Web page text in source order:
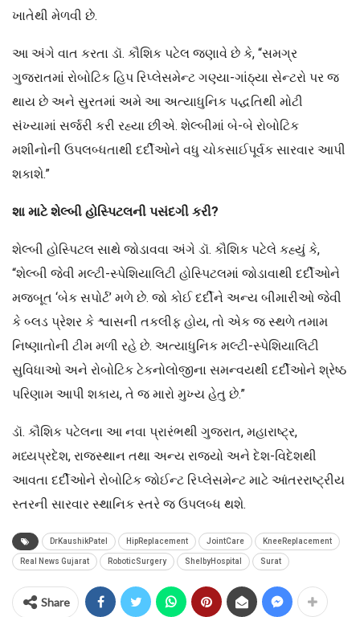
ખાતેથી મેળવી છે.
આ અંગે વાત કરતા ડૉ. કૌશિક પટેલ જણાવે છે કે, “સમગ્ર
ગુજરાતમાં રોબોટિક હિપ રિપ્લેસમેન્ટ ગણ્યા-ગાંઠ્યા સેન્ટરો પર જ
થાય છે અને સુરતમાં અમે આ અત્યાધુનિક પદ્ધતિથી મોટી
સંખ્યામાં સર્જરી કરી રહ્યા છીએ. શેલ્બીમાં બે-બે રોબોટિક
મશીનોની ઉપલબ્ધતાથી દર્દીઓને વધુ ચોકસાઈપૂર્વક સારવાર આપી
શકાશે.”
શા માટે શેલ્બી હોસ્પિટલની પસંદગી કરી?
શેલ્બી હોસ્પિટલ સાથે જોડાવવા અંગે ડૉ. કૌશિક પટેલે કહ્યું કે,
“શેલ્બી જેવી મલ્ટી-સ્પેશિયાલિટી હોસ્પિટલમાં જોડાવાથી દર્દીઓને
મજબૂત ‘બેક સપોર્ટ’ મળે છે. જો કોઈ દર્દીને અન્ય બીમારીઓ જેવી
કે બ્લડ પ્રેશર કે શ્વાસની તકલીફ હોય, તો એક જ સ્થળે તમામ
નિષ્ણાતોની ટીમ મળી રહે છે. અત્યાધુનિક મલ્ટી-સ્પેશિયાલિટી
સુવિધાઓ અને રોબોટિક ટેકનોલોજીના સમન્વયથી દર્દીઓને શ્રેષ્ઠ
પરિણામ આપી શકાય, તે જ મારો મુખ્ય હેતુ છે.”
ડૉ. કૌશિક પટેલના આ નવા પ્રારંભથી ગુજરાત, મહારાષ્ટ્ર,
મધ્યપ્રદેશ, રાજસ્થાન તથા અન્ય રાજ્યો અને દેશ-વિદેશથી
આવતા દર્દીઓને રોબોટિક જોઈન્ટ રિપ્લેસમેન્ટ માટે આંતરરાષ્ટ્રીય
સ્તરની સારવાર સ્થાનિક સ્તરે જ ઉપલબ્ધ થશે.
DrKaushikPatel HipReplacement JointCare KneeReplacement
Real News Gujarat RoboticSurgery ShelbyHospital Surat
Share